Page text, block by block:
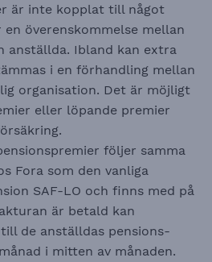
är inte kopplat till något
överenskommelse mellan
anställda. Ibland kan extra
i en förhandling mellan
organisation. Det är möjligt
eller löpande premier
följer samma
Fora som den vanliga
SAF-LO och finns med på
är betald kan
de anställdas pensions­
i mitten av månaden.